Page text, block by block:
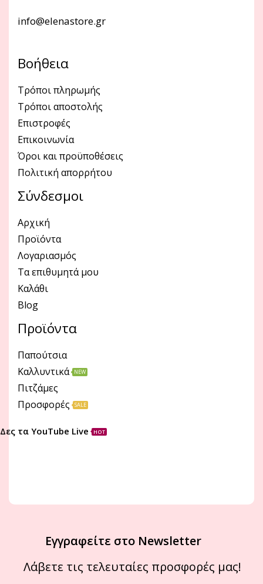
info@elenastore.gr
Βοήθεια
Τρόποι πληρωμής
Τρόποι αποστολής
Επιστροφές
Επικοινωνία
Όροι και προϋποθέσεις
Πολιτική απορρήτου
Σύνδεσμοι
Αρχική
Προϊόντα
Λογαριασμός
Τα επιθυμητά μου
Καλάθι
Blog
Προϊόντα
Παπούτσια
Καλλυντικά
NEW
Πιτζάμες
Προσφορές
SALE
Δες τα YouTube Live HOT
Εγγραφείτε στο Newsletter
Λάβετε τις τελευταίες προσφορές μας!